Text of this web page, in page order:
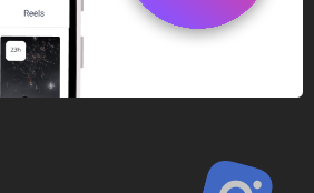
Перейти к боту